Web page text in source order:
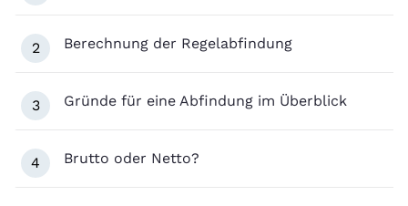
2 Berechnung der Regelabfindung
3 Gründe für eine Abfindung im Überblick
4 Brutto oder Netto?